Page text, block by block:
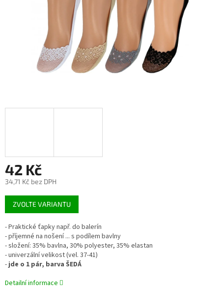
42 Kč
34,71 Kč bez DPH
Měrná
cena:
ZVOLTE VARIANTU
- Praktické ťapky např. do balerín
- příjemné na nošení ... s podílem bavlny
- složení: 35% bavlna, 30% polyester, 35% elastan
- univerzální velikost (vel. 37-41)
-jde o 1 pár, barva ŠEDÁ
Detailní informace